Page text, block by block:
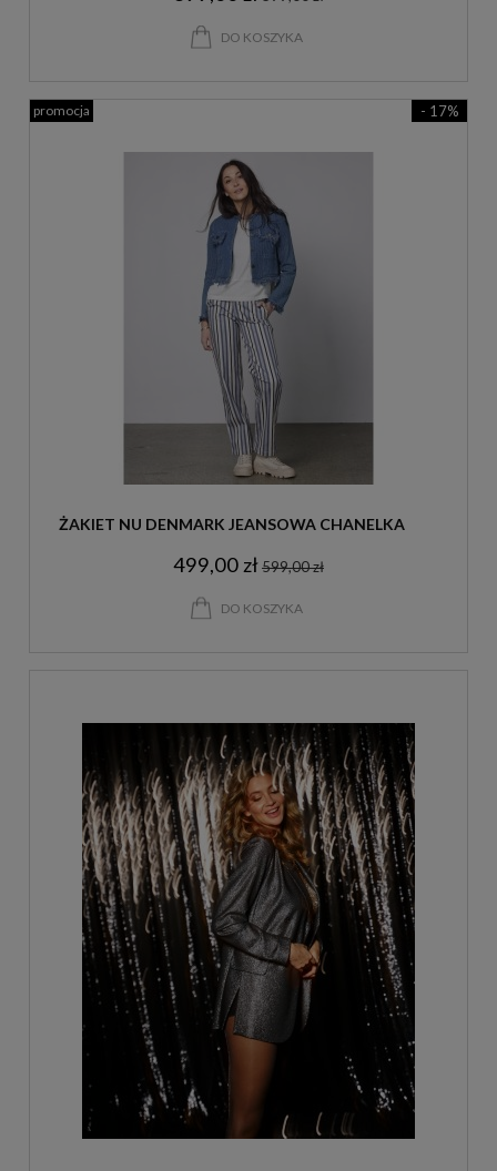
DO KOSZYKA
ŻAKIET NU DENMARK JEANSOWA CHANELKA
499,00 zł599,00 zł
DO KOSZYKA
promocja - 17%